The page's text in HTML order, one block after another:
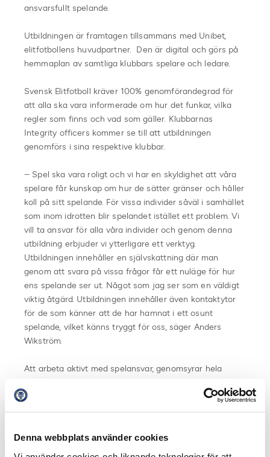
Denna webbplats använder cookies
ansvarsfullt spelande.
Utbildningen är framtagen tillsammans med Unibet,
elitfotbollens huvudpartner. Den är digital och görs på
hemmaplan av samtliga klubbars spelare och ledare.
Svensk Elitfotboll kräver 100% genomförandegrad för
att alla ska vara informerade om hur det funkar, vilka
regler som finns och vad som gäller. Klubbarnas
Integrity officers kommer se till att utbildningen
genomförs i sina respektive klubbar.
– Spel ska vara roligt och vi har en skyldighet att våra
spelare får kunskap om hur de sätter gränser och håller
koll på sitt spelande. För vissa individer såväl i samhället
som inom idrotten blir spelandet istället ett problem. Vi
vill ta ansvar för alla våra individer och genom denna
utbildning erbjuder vi ytterligare ett verktyg.
Utbildningen innehåller en självskattning där man
genom att svara på vissa frågor får ett nuläge för hur
ens spelande ser ut. Något som jag ser som en väldigt
viktig åtgärd. Utbildningen innehåller även kontaktytor
för de som känner att de har hamnat i ett osunt
spelande, vilket känns tryggt för oss, säger Anders
Wikström.
Att arbeta aktivt med spelansvar, genomsyrar hela
samarbetet med Svensk Elitfotboll.
våra intäkter ska komma från osunt spelande. I vårt
samarbete med Svensk Elitfotboll har vi genomfört en